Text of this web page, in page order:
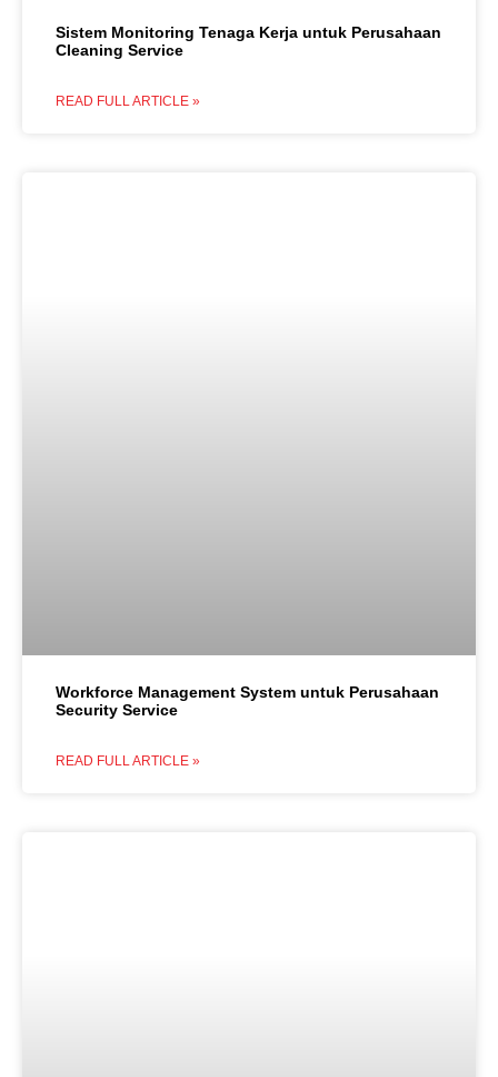
Sistem Monitoring Tenaga Kerja untuk Perusahaan
Cleaning Service
READ FULL ARTICLE »
Workforce Management System untuk Perusahaan
Security Service
READ FULL ARTICLE »